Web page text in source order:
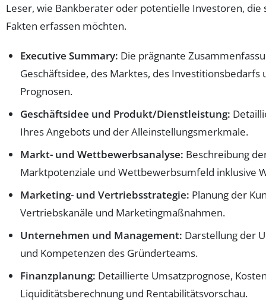
Leser, wie Bankberater oder potentielle Investoren, die
Fakten erfassen möchten.
Executive Summary: Die prägnante
Geschäftsidee, des Marktes, des Investitionsbedarfs
Prognosen.
Geschäftsidee und Produkt/Dienstleistung:
Ihres Angebots und der Alleinstellungsmerkmale.
Markt- und Wettbewerbsanalyse: Beschreibung
Marktpotenziale und Wettbewerbsumfeld inklusive
Marketing- und Vertriebsstrategie: Planung der
Vertriebskanäle und Marketingmaßnahmen.
Unternehmen und Management: Darstellung der
und Kompetenzen des Gründerteams.
Finanzplanung: Detaillierte Umsatzprognose,
Liquiditätsberechnung und Rentabilitätsvorschau.